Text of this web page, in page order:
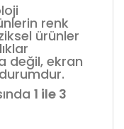
renk
ürünler
değil, ekran
1 ile 3